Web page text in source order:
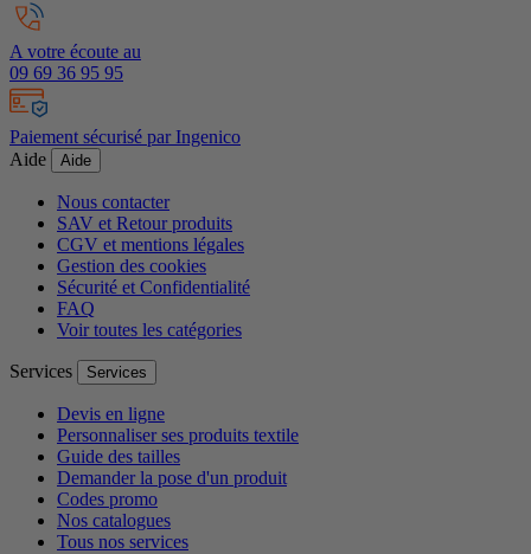
A votre écoute au
09 69 36 95 95
Paiement sécurisé par Ingenico
Aide
Aide
Nous contacter
SAV et Retour produits
CGV et mentions légales
Gestion des cookies
Sécurité et Confidentialité
FAQ
Voir toutes les catégories
Services Services
Devis en ligne
Personnaliser ses produits textile
Guide des tailles
Demander la pose d'un produit
Codes promo
Nos catalogues
Tous nos services